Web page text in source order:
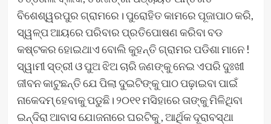
ବିଶେଶ୍ୱରପୁର ଗ୍ରାମରେ। ପୁରୋହିତ କାମରେ ପୂଜାପାଠ କରି,
ସ୍ୱଳ୍ପ ଆୟରେ ପରିବାର ପ୍ରତିପୋଷଣ କରିବା ବଡ
କଷ୍ଟକର ହୋଇଥାଏ ବୋଲି କୁହନ୍ତି ଗ୍ରାମର ପଡିଶା ମାନେ !
ସ୍ୱାମୀ ସ୍ତ୍ରୀ ଓ ପୁଅ ଝିଅ ଚାରି ଜଣଙ୍କୁ ନେଇ ଏପରି ଦୁଃଖୀ
ଜୀବନ କାଟୁଛନ୍ତି ଯେ ପିଲା ଦୁଇଟିଙ୍କୁ ପାଠ ପଢ଼ାଇବା ପାଇଁ
ନାକେଦମ୍ ହେବାକୁ ପଡୁଛି। ୨୦୧୧ ମସିହାରେ ତାଙ୍କୁ ମିଳିଥିବା
ଇନ୍ଦିରା ଆବାସ ଯୋଜନାରେ ଘରଟିକୁ , ଆର୍ଥିକ ଦୂରାବସ୍ଥା